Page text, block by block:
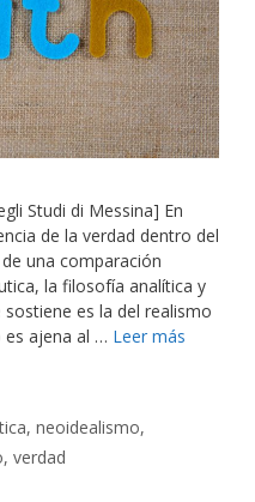
Studi di Messina] En
de la verdad dentro del
una comparación
la filosofía analítica y
es la del realismo
es ajena al … Leer más
,neoidealismo,
, verdad